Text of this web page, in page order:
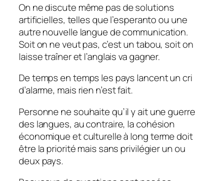
On ne discute même pas de solutions
artificielles, telles que l’esperanto ou une
autre nouvelle langue de communication.
Soit on ne veut pas, c’est un tabou, soit on
laisse traîner et l’anglais va gagner.
De temps en temps les pays lancent un cri
d’alarme, mais rien n’est fait.
Personne ne souhaite qu’il y ait une guerre
des langues, au contraire, la cohésion
économique et culturelle à long terme doit
être la priorité mais sans privilégier un ou
deux pays.